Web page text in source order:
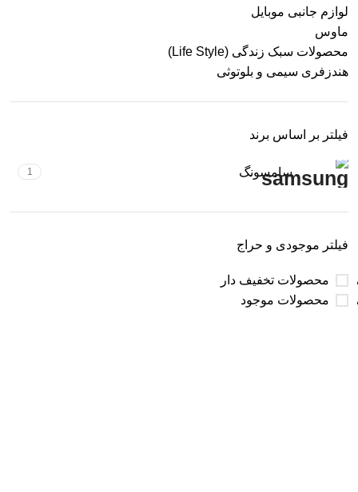
لوازم جانبی موبایل
ماوس
محصولات سبک زندگی (Life Style)
هندزفری سیمی و بلوتوثی
فیلتر بر اساس برند
سامسونگ 1
فیلتر موجودی و حراج
محصولات تخفیف دار
محصولات موجود